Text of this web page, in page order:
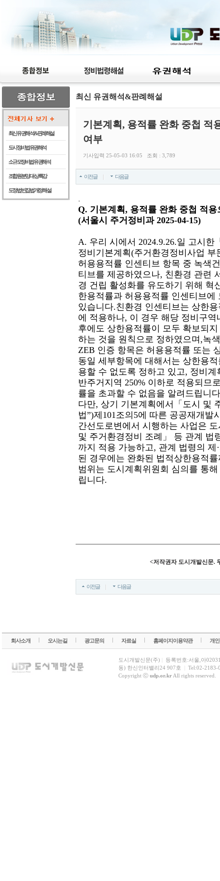
최신 유권해석 & 판례해설
도시정비법 유권해석
소규모정비법 유권해석
조합원 분양 대상 특강
도정법 빈집법 개정 해설
최신 유권해석&판례해설
기본계획, 용적률 완화 중첩 적
여부
기사입력 25-05-03 16:05 조회 : 3,789
이전글 다음글
.
Q. 기본계획, 용적률 완화 중첩 적
(서울시 주거정비과 2025-04-15)
A. 우리 시에서 2024.9.26.일 고시한
정비기본계획(주거환경정비사업 부
허용용적률 인센티브 항목 중 녹색
티브를 제공하였으나, 친환경 관련
경 건립 활성화를 유도하기 위해 혁
한용적률과 허용용적률 인센티브
있습니다.친환경 인센티브는 상한
에 적용하나, 이 경우 해당 정비구
후에도 상한용적률이 모두 확보되
하는 것을 원칙으로 정하였으며,녹
ZEB 인증 항목은 허용용적률 또는
동일 세부항목에 대해서는 상한용
용할 수 없도록 정하고 있고, 정비
반주거지역 250% 이하로 적용되므
률을 초과할 수 없음을 알려드립니
다만, 상기 기본계획에서「도시 및
법”)제101조의5에 따른 공공재개발
간선도로변에서 시행하는 사업은
및 주거환경정비 조례」 등 관계 법
까지 적용 가능하고, 관계 법령의
된 경우에는 완화된 법적상한용적
범위는 도시계획위원회 심의를 통
립니다.
<저작권자 도시개발신문.
이전글 다음글
회사소개 오시는길 광고문의 자료실 홈페이지이용약관 개
도시개발신문(주)
등록번호:서울,아
동) 한신인터밸리24 907호
Tel:02-2183-
Copyright ⓒ udp.or.krAll rights reserved.